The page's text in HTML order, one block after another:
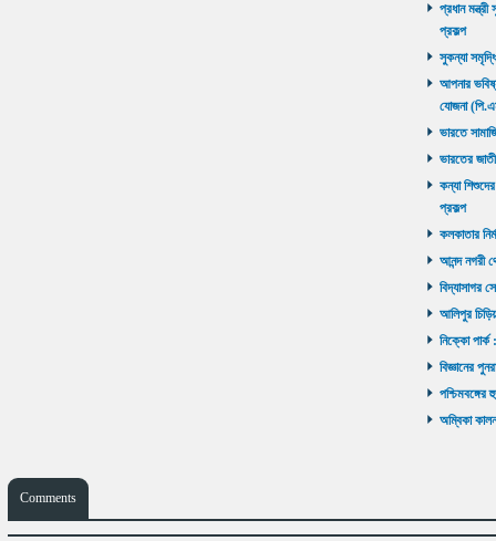
প্রধান
প্রকল্প
সুকন্যা
আপনার
যোজনা
ভারতে
ভারতের
কন্যা
প্রকল্প
কলকাতার
আনন্দ নগরী
বিদ্যাসাগর
আলিপুর
নিক্কো পার্ক
বিজ্ঞানের
পশ্চিমবঙ্গের
অম্বিকা
Comments